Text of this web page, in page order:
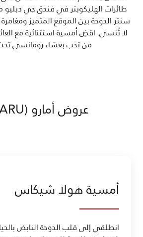
طائرات الهليكوبتر في فندق جي دبليو
سنتر الدوحة بين الموقع المتميز
لا تُنسى. اقضِ أمسية استثنائية مع
من تحب بعشاء رومانسي
عروض أمارو (AMARU)
أمسية هولا شيكاس
انطلقي إلى قلب الدوحة النابض